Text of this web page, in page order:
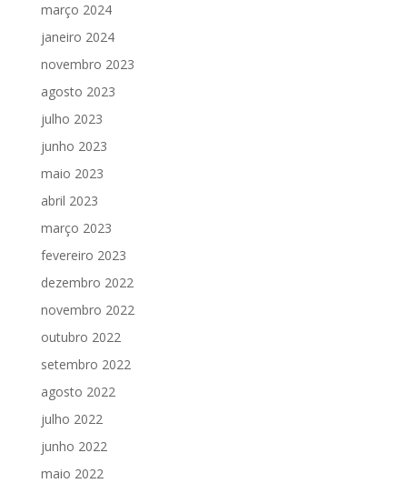
março 2024
janeiro 2024
novembro 2023
agosto 2023
julho 2023
junho 2023
maio 2023
abril 2023
março 2023
fevereiro 2023
dezembro 2022
novembro 2022
outubro 2022
setembro 2022
agosto 2022
julho 2022
junho 2022
maio 2022